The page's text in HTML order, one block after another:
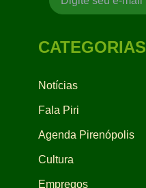
CATEGORIAS
Notícias
Fala Piri
Agenda Pirenópolis
Cultura
Empregos